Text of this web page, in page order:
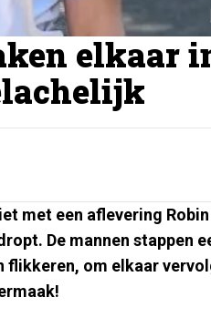
elkaar
met een aflevering
De mannen stappen
flikkeren, om elkaar